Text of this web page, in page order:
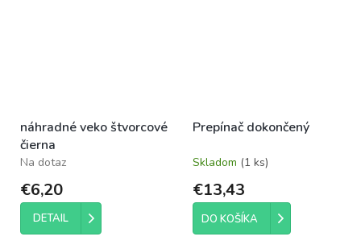
náhradné veko štvorcové
čierna
Na dotaz
€6,20
DETAIL
Prepínač dokončený
Skladom (1 ks)
€13,43
DO KOŠÍKA